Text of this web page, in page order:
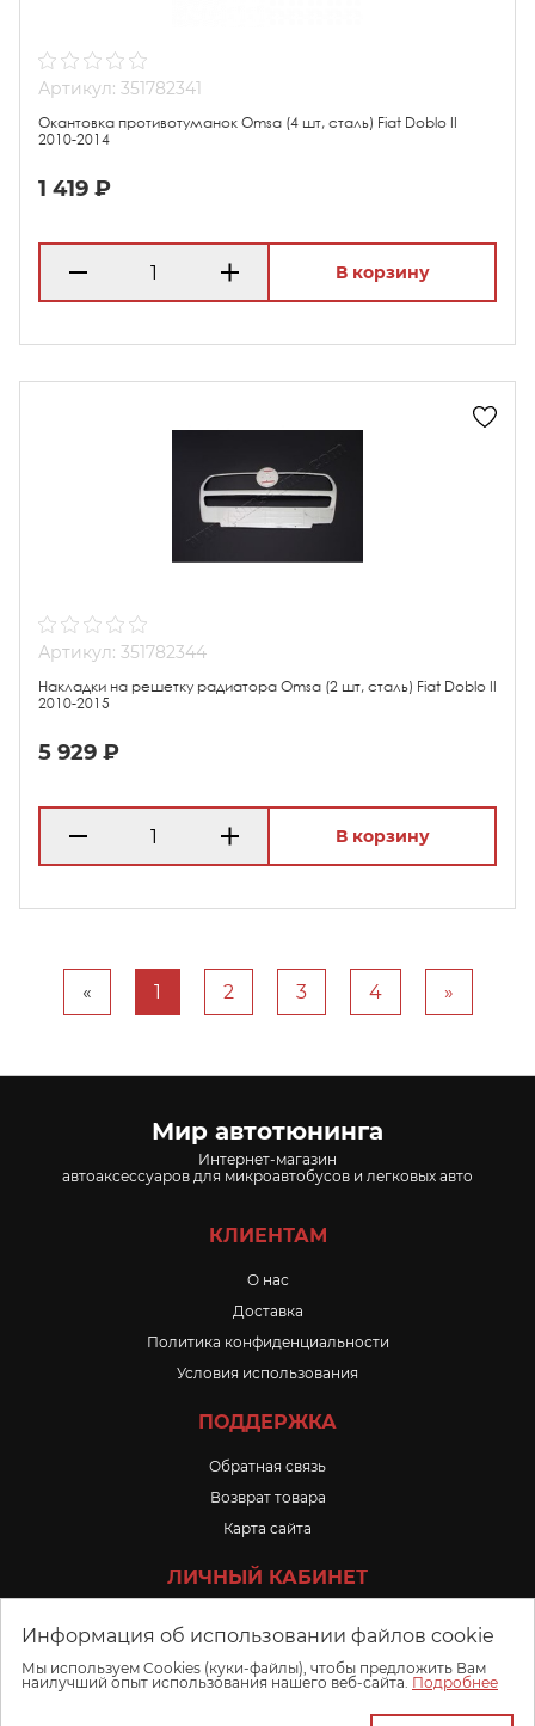
Артикул: 351782341
Окантовка противотуманок Omsa (4 шт, сталь) Fiat Doblo II
2010-2014
1 419 ₽
В корзину
Артикул: 351782344
Накладки на решетку радиатора Omsa (2 шт, сталь) Fiat Doblo II
2010-2015
5 929 ₽
В корзину
« 1 2 3 4 »
Мир автотюнинга
Интернет-магазин
автоаксессуаров для микроавтобусов и легковых авто
КЛИЕНТАМ
O нас
Доставка
Политика конфиденциальности
Условия использования
ПОДДЕРЖКА
Обратная связь
Возврат товара
Карта сайта
ЛИЧНЫЙ КАБИНЕТ
Избранное
Информация об использовании файлов cookie
Мы используем Cookies (куки-файлы), чтобы предложить Вам
наилучший опыт использования нашего веб-сайта. Подробнее